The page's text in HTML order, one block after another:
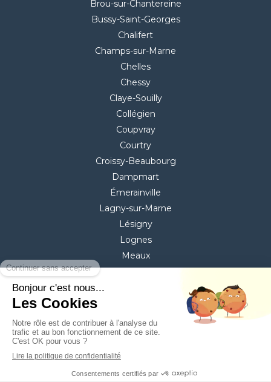
Brou-sur-Chantereine
Bussy-Saint-Georges
Chalifert
Champs-sur-Marne
Chelles
Chessy
Claye-Souilly
Collégien
Coupvray
Courtry
Croissy-Beaubourg
Dampmart
Émerainville
Lagny-sur-Marne
Lésigny
Lognes
Meaux
Mitry-Mory
Pontault-Combault
Torcy
Villeparisis
©2020 ASD services